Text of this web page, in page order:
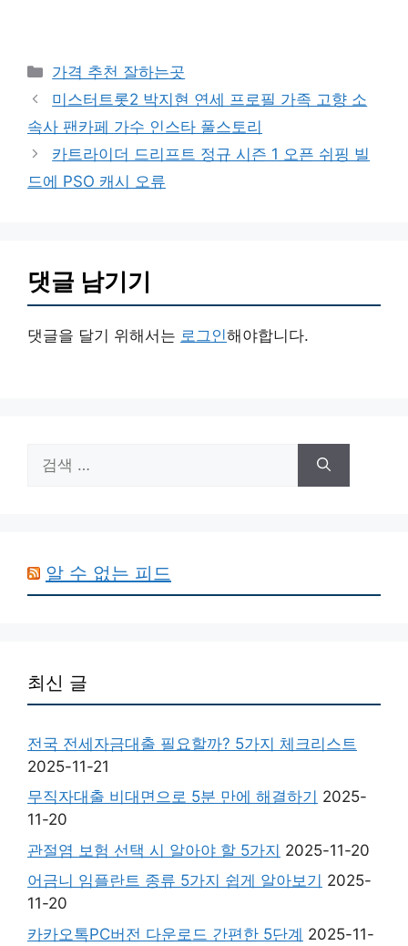
카
테
리
가격 추천 잘하는곳
미스터트롯2 박지현 연세 프로필 가족 고향 소
속사 팬카페 가수 인스타 풀스토리
카트라이더 드리프트 정규 시즌 1 오픈 쉬핑 빌
드에 PSO 캐시 오류
댓글 남기기
댓글을 달기 위해서는 로그인해야합니다.
색:
알 수 없는 피드
최신 글
전국 전세자금대출 필요할까? 5가지 체크리스트
2025-11-21
무직자대출 비대면으로 5분 만에 해결하기 2025-
11-20
관절염 보험 선택 시 알아야 할 5가지 2025-11-20
어금니 임플란트 종류 5가지 쉽게 알아보기 2025-
11-20
카카오톡PC버전 다운로드 간편한 5단계 2025-11-